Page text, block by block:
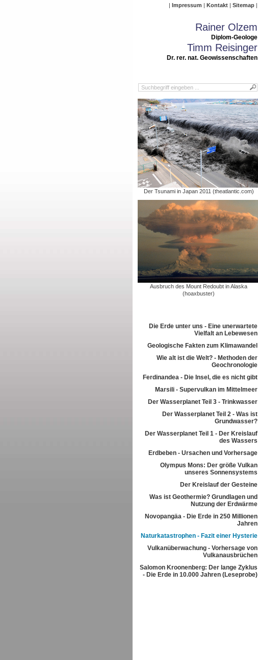
Impressum Kontakt Sitemap
Rainer Olzem
Diplom-Geologe
Timm Reisinger
Dr. rer. nat. Geowissenschaften
Der Tsunami in Japan 2011 (theatlantic.com)
Ausbruch des Mount Redoubt in Alaska
(hoaxbuster)
Die Erde unter uns - Eine unerwartete
Vielfalt an Lebewesen
Geologische Fakten zum Klimawandel
Wie alt ist die Welt? - Methoden der
Geochronologie
Ferdinandea - Die Insel, die es nicht gibt
Marsili - Supervulkan im Mittelmeer
Der Wasserplanet Teil 3 - Trinkwasser
Der Wasserplanet Teil 2 - Was ist
Grundwasser?
Der Wasserplanet Teil 1 - Der Kreislauf
des Wassers
Erdbeben - Ursachen und Vorhersage
Olympus Mons: Der größe Vulkan
unseres Sonnensystems
Der Kreislauf der Gesteine
Was ist Geothermie? Grundlagen und
Nutzung der Erdwärme
Novopangäa - Die Erde in 250 Millionen
Jahren
Naturkatastrophen - Fazit einer Hysterie
Vulkanüberwachung - Vorhersage von
Vulkanausbrüchen
Salomon Kroonenberg: Der lange Zyklus
- Die Erde in 10.000 Jahren (Leseprobe)